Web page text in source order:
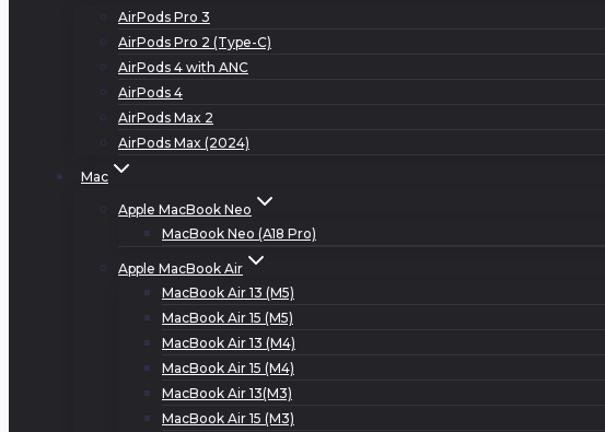
AirPods Pro 3
AirPods Pro 2 (Type-C)
AirPods 4 with ANC
AirPods 4
AirPods Max 2
AirPods Max (2024)
Mac
Apple MacBook Neo
MacBook Neo (A18 Pro)
Apple MacBook Air
MacBook Air 13 (M5)
MacBook Air 15 (M5)
MacBook Air 13 (M4)
MacBook Air 15 (M4)
MacBook Air 13(M3)
MacBook Air 15 (M3)